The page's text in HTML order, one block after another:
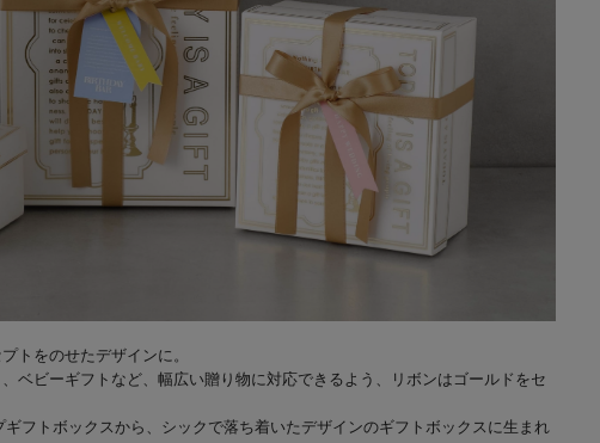
トをのせたデザインに。
ベビーギフトなど、幅広い贈り物に対応できるよう、リボンはゴールドをセ
フトボックスから、シックで落ち着いたデザインのギフトボックスに生まれ